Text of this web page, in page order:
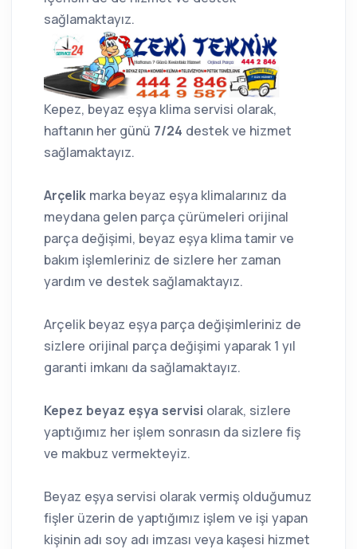
sağlamaktayız.
Kepez, beyaz eşya klima servisi olarak,
haftanın her günü 7/24 destek ve hizmet
sağlamaktayız.
Arçelik marka beyaz eşya klimalarınız da
meydana gelen parça çürümeleri orijinal
parça değişimi, beyaz eşya klima tamir ve
bakım işlemleriniz de sizlere her zaman
yardım ve destek sağlamaktayız.
Arçelik beyaz eşya parça değişimleriniz de
sizlere orijinal parça değişimi yaparak 1 yıl
garanti imkanı da sağlamaktayız.
Kepez beyaz eşya servisi olarak, sizlere
yaptığımız her işlem sonrasın da sizlere fiş
ve makbuz vermekteyiz.
Beyaz eşya servisi olarak vermiş olduğumuz
fişler üzerin de yaptığımız işlem ve işi yapan
kişinin adı soy adı imzası veya kaşesi hizmet